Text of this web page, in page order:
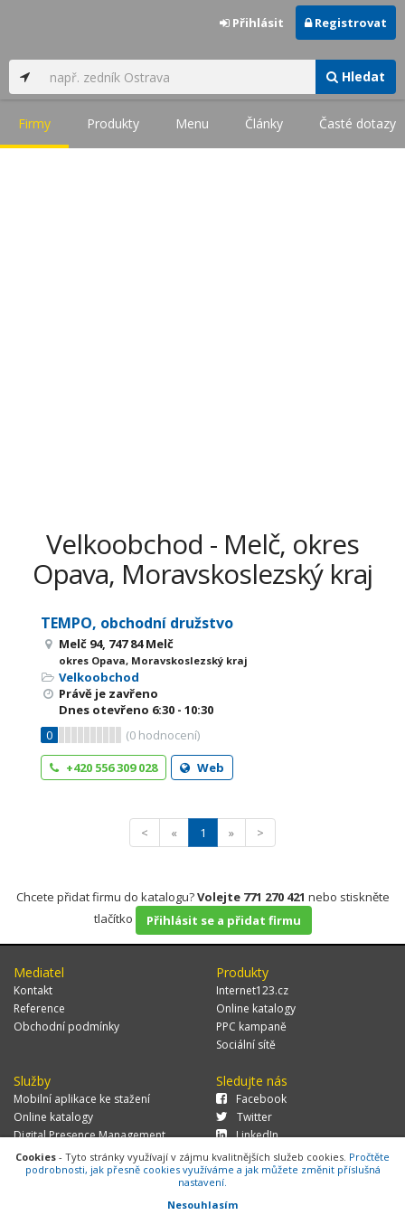
Hledat
Přihlásit Registrovat
Firmy Produkty Menu Články Časté dotazy
Velkoobchod - Melč, okres
Opava, Moravskoslezský kraj
TEMPO, obchodní družstvo
Melč 94, 747 84 Melč
okres Opava, Moravskoslezský kraj
Velkoobchod
Právě je zavřeno
Dnes otevřeno 6:30 - 10:30
0
(0 hodnocení)
+420 556 309 028
Web
< « 1 » >
Chcete přidat firmu do katalogu?Volejte 771 270 421 nebo stiskněte
tlačítko
Přihlásit se a přidat firmu
Mediatel
Kontakt
Reference
Obchodní podmínky
Produkty
Internet123.cz
Online katalogy
PPC kampaně
Sociální sítě
Služby
Mobilní aplikace ke stažení
Online katalogy
Digital Presence Management
Více zákazníků
Sledujte nás
Facebook
Twitter
LinkedIn
© 2026 MEDIATEL CZ, s.r.o.,Za Potokem 46/4, 106 00 Praha 10, tel.:
Cookies - Tyto stránky využívají v zájmu kvalitnějších služeb cookies. Pročtěte
podrobnosti, jak přesně cookies využíváme a jak můžete změnit příslušná
nastavení.
Nesouhlasím